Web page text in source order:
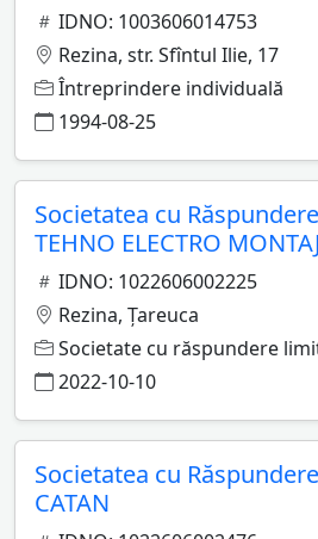
IDNO: 1003606014753
Rezina, str. Sfîntul Ilie, 17
Întreprindere individuală
1994-08-25
Societatea cu
TEHNO ELECTRO MONTAJ
IDNO: 1022606002225
Rezina, Ţareuca
Societate cu răspundere
2022-10-10
Societatea cu
CATAN